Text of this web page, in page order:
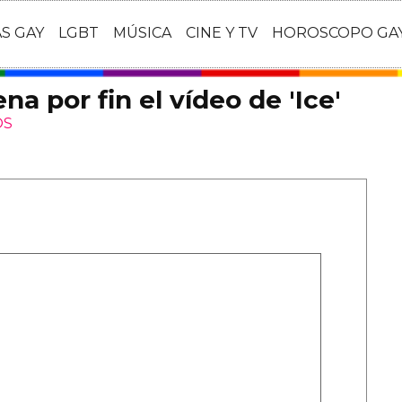
GAY LGBT MÚSICA CINE Y TV HOROSCOPO
por fin el vídeo de 'Ice'